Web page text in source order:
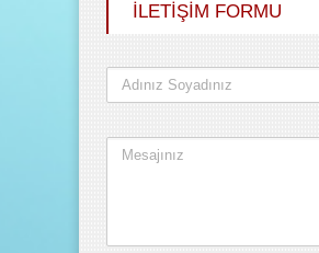
İLETİŞİM FORMU